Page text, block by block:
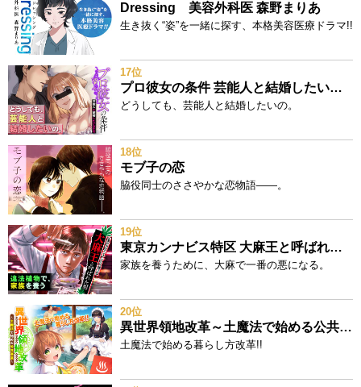
Dressing 美容外科医 森野まりあ
生き抜く“姿”を一緒に探す、本格美容医療ドラマ!!
17位
プロ彼女の条件 芸能人と結婚したい女たち
どうしても、芸能人と結婚したいの。
18位
モブ子の恋
脇役同士のささやかな恋物語――。
19位
東京カンナビス特区 大麻王と呼ばれた男
家族を養うために、大麻で一番の悪になる。
20位
異世界領地改革～土魔法で始める公共事業～
土魔法で始める暮らし方改革!!